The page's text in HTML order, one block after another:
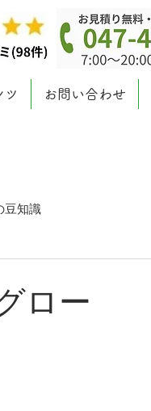
ツ お問い合わせ
豆知識
ロー